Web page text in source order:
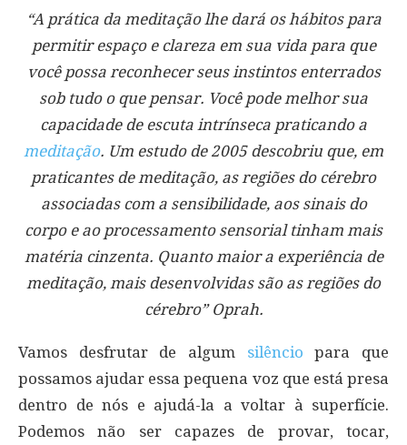
“A prática da meditação lhe dará os hábitos para
permitir espaço e clareza em sua vida para que
você possa reconhecer seus instintos enterrados
sob tudo o que pensar. Você pode melhor sua
capacidade de escuta intrínseca praticando a
meditação. Um estudo de 2005 descobriu que, em
praticantes de meditação, as regiões do cérebro
associadas com a sensibilidade, aos sinais do
corpo e ao processamento sensorial tinham mais
matéria cinzenta. Quanto maior a experiência de
meditação, mais desenvolvidas são as regiões do
cérebro” Oprah.
Vamos desfrutar de algum silêncio para que
possamos ajudar essa pequena voz que está presa
dentro de nós e ajudá-la a voltar à superfície.
Podemos não ser capazes de provar, tocar,